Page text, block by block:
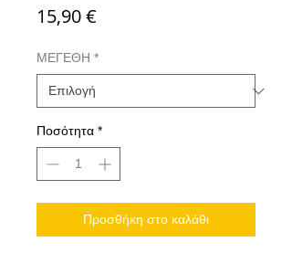
15,90 €
ΜΕΓΕΘΗ *
Ποσότητα *
Προσθήκη στο καλάθι